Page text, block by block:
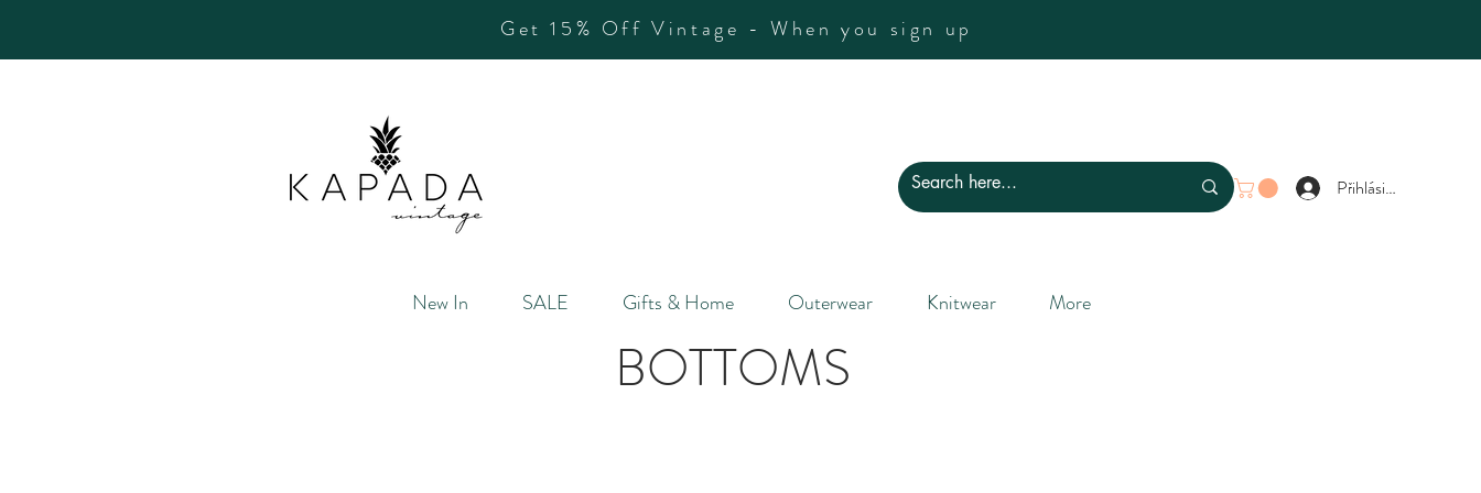
Get 15% Off Vintage - When you sign up
Přihlásit se
New In SALE Gifts & Home Outerwear Knitwear More
BOTTOMS